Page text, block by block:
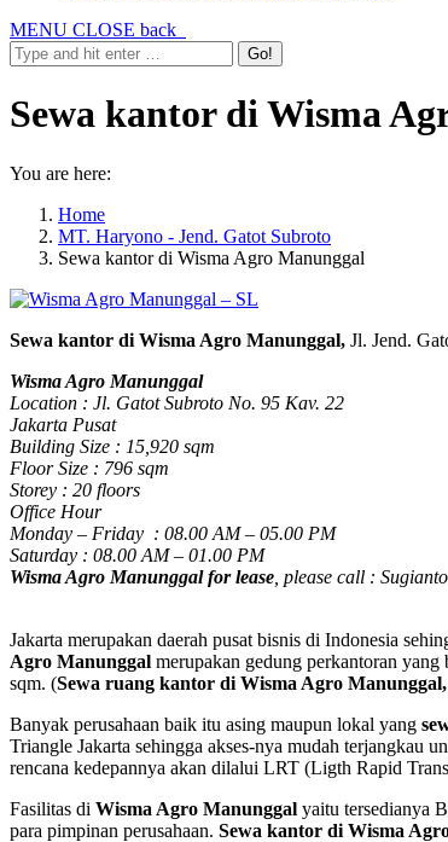
MENU CLOSE back
Sewa kantor di Wisma
You are here:
Home
MT. Haryono - Jend. Gatot Subroto
Sewa kantor di Wisma Agro Manunggal
Sewa kantor di Wisma Agro Manunggal, Jl. Jend.
Wisma Agro Manunggal
Location : Jl. Gatot Subroto No. 95 Kav. 22
Jakarta Pusat
Building Size : 15,920 sqm
Floor Size : 796 sqm
Storey : 20 floors
Office Hour
Monday – Friday : 08.00 AM – 05.00 PM
Saturday : 08.00 AM – 01.00 PM
Wisma Agro Manunggal for lease , please call :
Jakarta merupakan daerah pusat bisnis di Indonesia
Agro Manunggal merupakan gedung perkantoran yang
sqm. (Sewa ruang kantor di Wisma Agro Manunggal,
Banyak perusahaan baik itu asing maupun lokal yang
Triangle Jakarta sehingga akses-nya mudah terjangkau
rencana kedepannya akan dilalui LRT (Ligth Rapid
Fasilitas di Wisma Agro Manunggal yaitu tersedianya
para pimpinan perusahaan. Sewa kantor di Wisma